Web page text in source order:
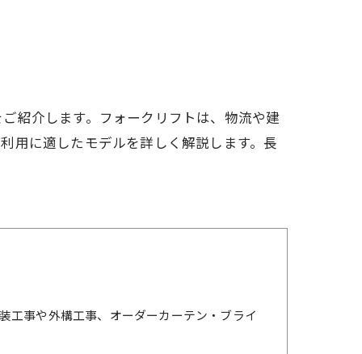
紹介します。フォークリフトは、物流や建
用に適したモデルを詳しく解説します。長
工事や外構工事、オーダーカーテン・ブライ